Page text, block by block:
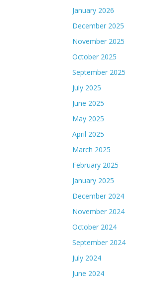
January 2026
December 2025
November 2025
October 2025
September 2025
July 2025
June 2025
May 2025
April 2025
March 2025
February 2025
January 2025
December 2024
November 2024
October 2024
September 2024
July 2024
June 2024